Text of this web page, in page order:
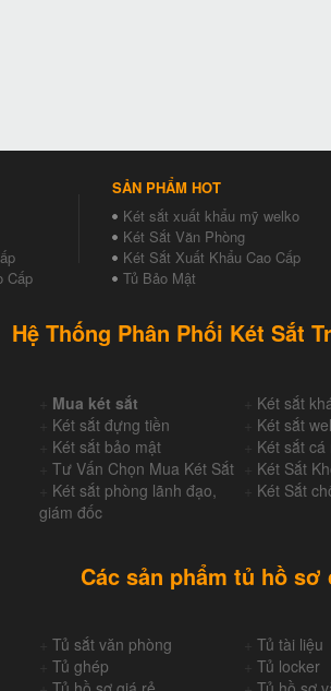
Cấp
SẢN PHẨM HOT
Két sắt xuất khẩu mỹ welko
Két Sắt Văn Phòng
Két Sắt Xuất Khẩu Cao Cấp
Tủ Bảo Mật
Hệ Thống Phân Phối Két Sắt
Mua két sắt Két sắt
Két sắt đựng tiền Két sắt
Két sắt bảo mật Két sắt cá
Tư Vấn Chọn Mua Két Sắt Két Sắt
Két sắt phòng lãnh đạo,
giám đốc
Két Sắt
Các sản phẩm tủ hồ sơ
Tủ sắt văn phòng Tủ tài liệu
Tủ ghép Tủ locker